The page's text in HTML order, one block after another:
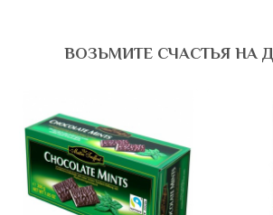
ВОЗЬМИТЕ СЧАСТЬЯ НА